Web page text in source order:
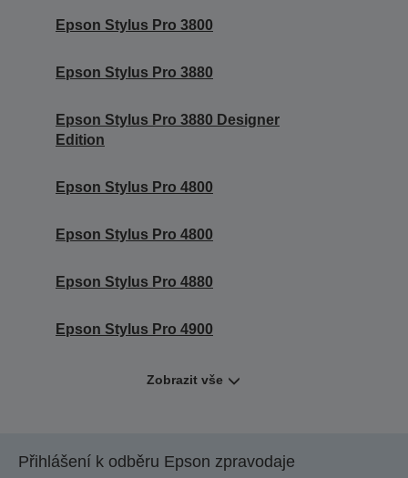
Epson Stylus Pro 3800
Epson Stylus Pro 3880
Epson Stylus Pro 3880 Designer
Edition
Epson Stylus Pro 4800
Epson Stylus Pro 4800
Epson Stylus Pro 4880
Epson Stylus Pro 4900
Zobrazit vše
Přihlášení k odběru Epson zpravodaje